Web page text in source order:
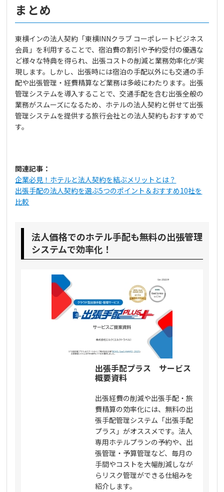
まとめ
東横インの法人契約「東横INNクラブ コーポレートビジネス
会員」を利用することで、宿泊費の割引や予約受付の優遇な
ど様々な特典を得られ、出張コストの削減と業務効率化が実
現します。しかし、出張時には宿泊の手配以外にも交通の手
配や出張管理・経費精算など業務は多岐にわたります。出張
管理システムを導入することで、交通手配を含む出張全般の
業務がスムーズになるため、ホテルの法人契約と併せて出張
管理システムを提供する旅行会社との法人契約もおすすめで
す。
関連記事：
企業必見！ホテルと法人契約を結ぶメリットとは？
出張手配の法人契約を選ぶ5つのポイント＆おすすめ10社を
比較
法人価格でのホテル手配も無料の出張管理
システムで効率化！
出張手配プラス サービス
概要資料
出張経費の削減や出張手配・旅
費精算の効率化には、無料の出
張手配管理システム「出張手配
プラス」がオススメです。法人
専用ホテルプランの予約や、出
張管理・予算管理など、毎月の
手間やコストを大幅削減しなが
らリスク管理ができる仕組みを
紹介します。